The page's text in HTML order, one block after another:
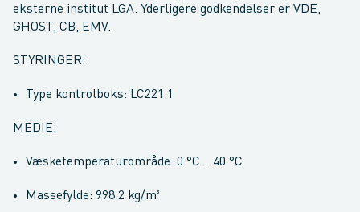
eksterne institut LGA. Yderligere godkendelser er VDE,
GHOST, CB, EMV.
STYRINGER:
Type kontrolboks: LC221.1
MEDIE:
Væsketemperaturområde: 0 °C .. 40 °C
Massefylde: 998.2 kg/m³